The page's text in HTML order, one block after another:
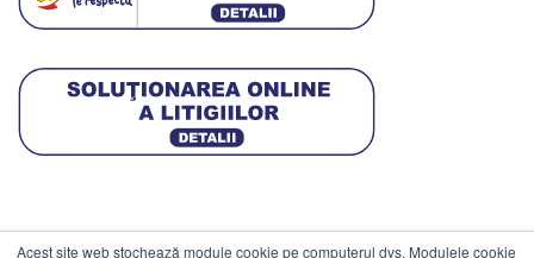
Acest site web stochează module cookie pe computerul dvs. Modulele cookie